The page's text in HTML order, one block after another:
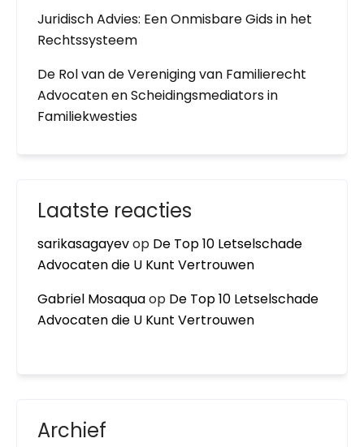
Juridisch Advies: Een Onmisbare Gids in het
Rechtssysteem
De Rol van de Vereniging van Familierecht
Advocaten en Scheidingsmediators in
Familiekwesties
Laatste reacties
sarikasagayevop De Top 10 Letselschade
Advocaten die U Kunt Vertrouwen
Gabriel Mosaquaop De Top 10 Letselschade
Advocaten die U Kunt Vertrouwen
Archief